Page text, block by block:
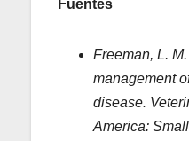
Fuentes
Freeman, L.
management
disease.
America: